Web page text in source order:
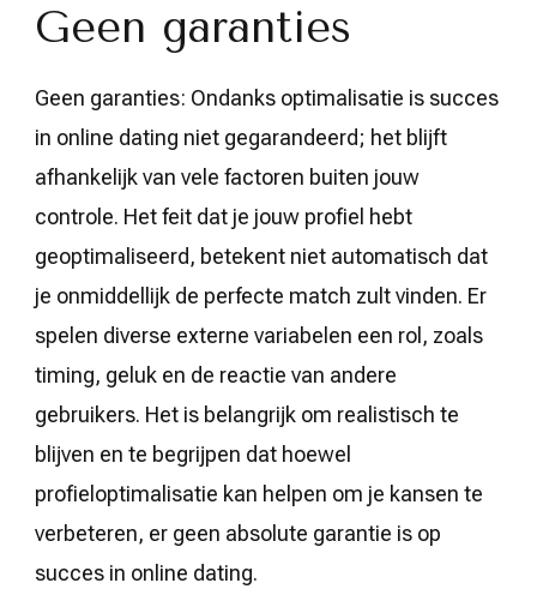
Geen garanties
Geen garanties: Ondanks optimalisatie is succes
in online dating niet gegarandeerd; het blijft
afhankelijk van vele factoren buiten jouw
controle. Het feit dat je jouw profiel hebt
geoptimaliseerd, betekent niet automatisch dat
je onmiddellijk de perfecte match zult vinden. Er
spelen diverse externe variabelen een rol, zoals
timing, geluk en de reactie van andere
gebruikers. Het is belangrijk om realistisch te
blijven en te begrijpen dat hoewel
profieloptimalisatie kan helpen om je kansen te
verbeteren, er geen absolute garantie is op
succes in online dating.